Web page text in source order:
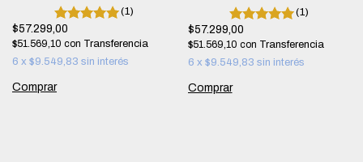
(1)
$57.299,00
$51.569,10 con
6 x $9.549,83 sin interés
Comprar
(1)
$57.299,00
$51.569,10 con
6 x $9.549,83 sin interés
Comprar